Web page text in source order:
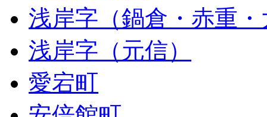
浅岸字（鍋倉・赤重
浅岸字（元信）
愛宕町